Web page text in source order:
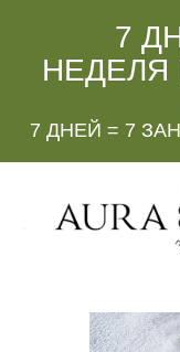
7
7 ДНЕЙ = 7